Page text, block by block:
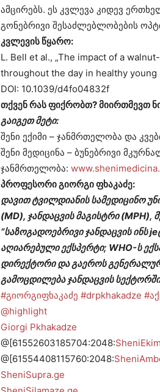
ამცირებს. ეს კვლევა კიდევ
გონებრივი შესაძლებლობების
კვლევის წყარო:
L. Bell et al., „The impact of a
throughout the day in healthy
DOI: 10.1039/d4fo04832f
თქვენ რას ფიქრობთ? მიირთმევთ
გაიგეთ მეტი:
შენი ექიმი – ჯანმრთელობა და
შენი მედიცინა – ბუნებრივი
ჯანმრთელობა:
პროფესორი გიორგი ფხაკაძე:
დავით ტვილდიანის სამედიცინო
(MD), ჯანდაცვის მაგისტრი (MPH),
“საზოგადოებრივი ჯანდაცვის ინს
აღიარებული ექსპერტი; WHO-ს
დირექტორი და გაეროს
გამოცდილება ჯანდაცვის
#გიორგიფხაკაძე #drpkhakadze
@highlight
Giorgi Pkhakadze
@[61552603185704:2048:
@[61554408115760:2048:
SheniSupra.ge